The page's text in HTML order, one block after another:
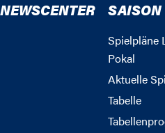
NEWSCENTER SAISON
Spielpläne
Pokal
Aktuelle
Tabelle